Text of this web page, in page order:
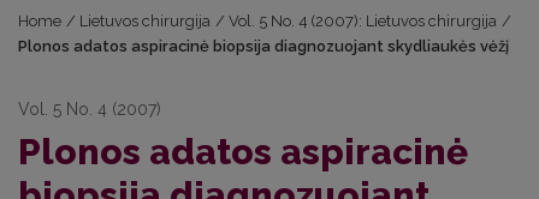
Home / Lietuvos chirurgija / Vol. 5 No. 4 (2007): Lietuvos chirurgija /
Plonos adatos aspiracinė biopsija diagnozuojant skydliaukės vėžį
Vol. 5 No. 4 (2007)
Plonos adatos aspiracinė